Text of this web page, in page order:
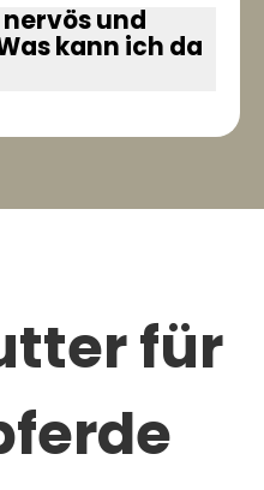
und
kann ich da
für